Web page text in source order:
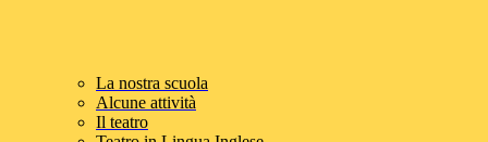
La nostra scuola
Alcune attività
Il teatro